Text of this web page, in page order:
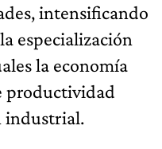
intensificando
especialización
la economía
productividad
industrial.